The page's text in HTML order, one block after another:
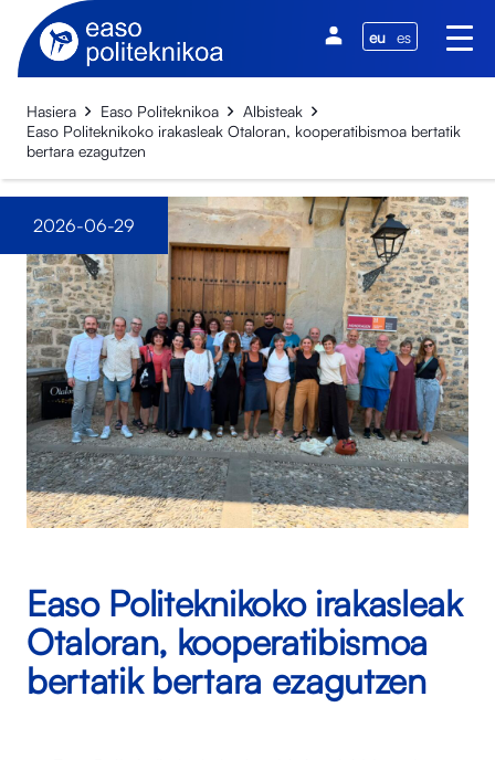
eu es
Hasiera Easo Politeknikoa
Albisteak
Easo Politeknikoko irakasleak Otaloran, kooperatibismoa bertatik
bertara ezagutzen
2026-06-29
Easo Politeknikoko irakasleak
Otaloran, kooperatibismoa
bertatik bertara ezagutzen